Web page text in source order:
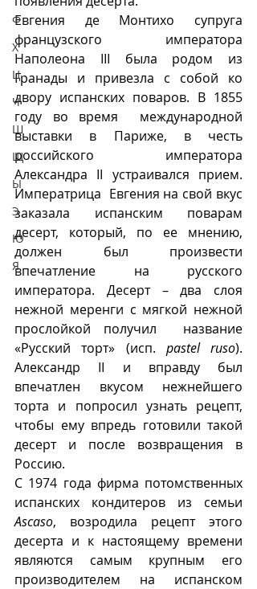
Ф
Х
Ц
Ч
Ш
Щ
Ы
Э
Ю
Я
Евгения де Монтихо супруга
французского императора
Наполеона III была родом из
Гранады и привезла с собой ко
двору испанских поваров. В 1855
году во время  международной
выставки в Париже, в честь
российского императора
Александра II устраивался прием.
Императрица  Евгения на свой вкус
заказала испанским поварам
десерт, который, по ее мнению,
должен был произвести
впечатление на русского
императора. Десерт – два слоя
нежной меренги с мягкой нежной
прослойкой получил  название
«Русский торт» (исп. pastel ruso).
Александр II и вправду был
впечатлен вкусом нежнейшего
торта и попросил узнать рецепт,
чтобы ему впредь готовили такой
десерт и после возвращения в
Россию.
С 1974 года фирма потомственных
Ascaso, возродила рецепт этого
десерта и к настоящему времени
являются самым крупным его
производителем на испанском